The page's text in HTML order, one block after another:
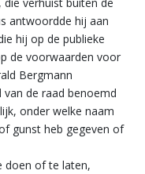
antwoordde hij aan
hij op de publieke
de voorwaarden voor
Bergmann
de raad benoemd
onder welke naam
gunst heb gegeven of
doen of te laten,